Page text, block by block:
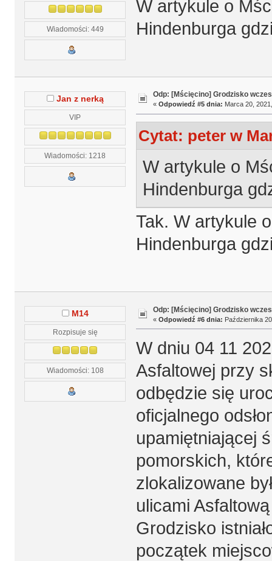
Wiadomości: 449
W artykule o
Hindenburga
Jan z nerką
VIP
Wiadomości: 1218
Odp: [Mścięcino] Grodzisko
« Odpowiedź #5 dnia: Marca 20,
Cytat: peter w
W artykule o
Hindenburga
Tak. W artykule
Hindenburga
M14
Rozpisuje się
Wiadomości: 108
Odp: [Mścięcino] Grodzisko
« Odpowiedź #6 dnia: Października
W dniu 04 11
Asfaltowej przy
odbędzie się
oficjalnego
upamiętniającej
pomorskich,
zlokalizowane
ulicami
Grodzisko
początek